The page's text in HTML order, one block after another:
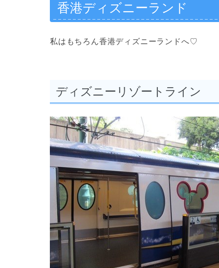
香港ディズニーランド
私はもちろん香港ディズニーランドへ♡
ディズニーリゾートライン